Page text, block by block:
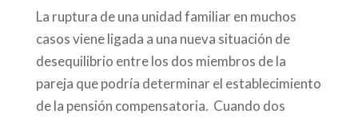
La ruptura de una unidad familiar en muchos
casos viene ligada a una nueva situación de
desequilibrio entre los dos miembros de la
pareja que podría determinar el establecimiento
de la pensión compensatoria. Cuando dos